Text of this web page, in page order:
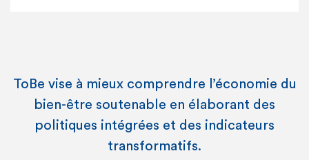
ToBe vise à mieux comprendre l’économie du
bien-être soutenable en élaborant des
politiques intégrées et des indicateurs
transformatifs.